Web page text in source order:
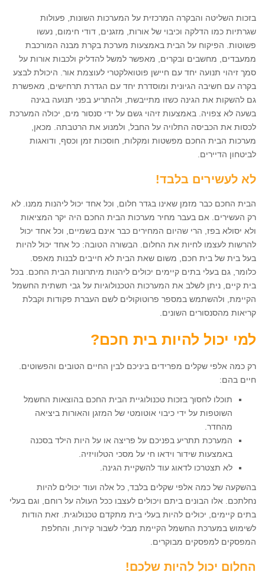
בזכות השליטה והבקרה המרכזית על המערכות השונות, פעולות
שגרתיות כמו הדלקה וכיבוי של אורות, מזגנים, דודי חימום, נעשו
פשוטות. הפיקוח על הבית באמצעות מערכת בקרת מבנה המורכבת
ממעבדים, מחשבים ובקרים, מאפשר למשל להדליק ולכבות אורות על
סמך זיהוי תנועה יחד עם חיישן פוטואלקטרי לעוצמת אור. היכולת לבצע
בקרה עם חשיבה הגיונית ומוסדרת יחד עם הגדרת תרחישים, מאפשרת
גם להשקות את הגינה כשזו מתייבשת, ולהתריע בפני תנועה בגינה
בשעה לא צפויה. באמצעות זיהוי גשם על ידי סנסור מים, יכולה המערכת
לכסות את הכביסה התלויה על החבל, ולמנוע את הרטבתה. מכאן,
מערכות הבית החכם מפשטות ומקלות, חוסכות זמן וכסף, ודואגות
לביטחון הדיירים.
לא לעשירים בלבד!
הבית החכם כבר מזמן שאינו בגדר חלום, וכל אחד יכול ליהנות ממנו. לא
רק העשירים. אם בעבר מחיר מערכות הבית החכם היה יקר המציאות
ולא יסולא בפז, הרי שהיום המחירים כבר אינם בשמיים, וכל אחד יכול
להרשות לעצמו לחיות את החלום. הבשורה הטובה: כל אחד יכול להיות
בעל בית של בית חכם, משום שאת הבית לא חייבים לבנות מאפס.
כלומר, גם בעלי בתים קיימים יכולים ליהנות מיתרונות הבית החכם. בכל
בית קיים, ניתן לשלב את המערכות הטכנולוגיות על גבי תשתית החשמל
הקיימת, ולהשתמש במספר פרוטוקולים לשם העברת פקודות וקבלת
קריאות מהסנסורים השונים.
למי יכול להיות בית חכם?
רק כמה אלפי שקלים מפרידים ביניכם לבין החיים הטובים והפשוטים.
חיים בהם:
תוכלו לחסוך בזכות טכנולוגיית הבית החכם בהוצאות החשמל
השוטפות על ידי כיבוי אוטומטי של המזגן והאורות ביציאה
מהחדר.
המערכת תתריע בפניכם על פריצה או על היות הילד בסכנה
באמצעות שידור וידאו חי על מסכי הטלוויזיה.
לא תצטרכו לדאוג עוד להשקיית הגינה.
בהשקעה של כמה אלפי שקלים בלבד, כל אלה ועוד יכולים להיות
נחלתכם. אלו הבונים ביתם ויכולים לעצבו ככל העולה על רוחם, וגם בעלי
בתים קיימים, יכולים להיות בעלי בית מתקדם טכנולוגית. זאת הודות
לשימוש במערכת החשמל הקיימת מבלי לשבור קירות, והחלפת
המפסקים למפסקים מבוקרים.
החלום יכול להיות שלכם!